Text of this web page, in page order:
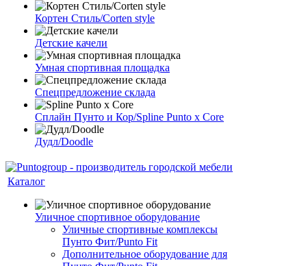
Кортен Стиль/Corten style
Детские качели
Умная спортивная площадка
Спецпредложение склада
Сплайн Пунто и Кор/Spline Punto x Core
Дудл/Doodle
Каталог
Уличное спортивное оборудование
Уличные спортивные комплексы
Пунто Фит/Punto Fit
Дополнительное оборудование для